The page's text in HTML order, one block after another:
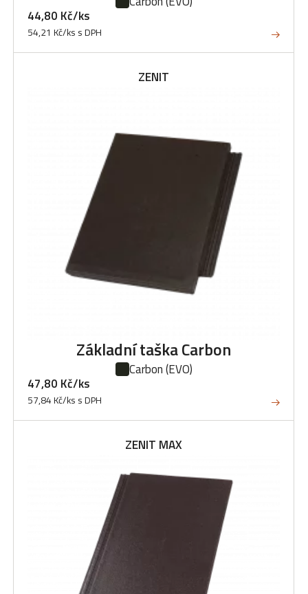
44,80 Kč/ks
54,21 Kč/ks s DPH
ZENIT
Základní taška Carbon
Carbon(EVO)
47,80 Kč/ks
57,84 Kč/ks s DPH
ZENIT MAX